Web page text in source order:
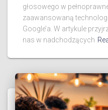
głosowego w
zaawansowaną
Google’a. W artykule
nas w nadchodzących